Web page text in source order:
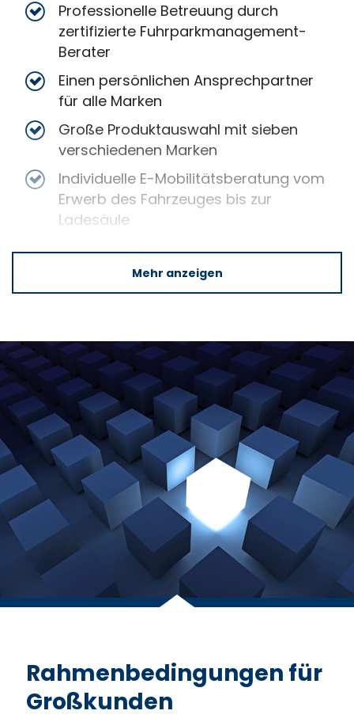
Professionelle Betreuung durch
zertifizierte Fuhrparkmanagement-
Berater
Einen persönlichen Ansprechpartner
für alle Marken
Große Produktauswahl mit sieben
verschiedenen Marken
Individuelle E-Mobilitätsberatung vom
Erwerb des Fahrzeuges bis zur
Ladesäule
Attraktive Sonderkonditionen bei der
Fahrzeugbeschaffung
Ausstattungspakete für Flotten mit
Ganzheitliche Beratung mit
Fuhrparkanalyse zur
Kosteneinsparung
Optimierte Prozesse speziell auf Ihren
Fuhrpark abgestimmt
Großer Fahrzeugbestand für eine
schnelle Fahrzeugbeschaffung
Schnelle Terminvereinbarung und
kurze Wartezeiten im Service
Möglichkeit einer individuellen
Servicevereinbarung nach Ihren
Anforderungen
Versicherungsprodukten
Mehr anzeigen
Rahmenbedingungen für
Großkunden